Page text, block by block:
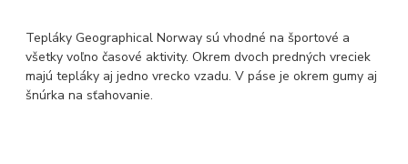
Tepláky Geographical Norway sú vhodné na športové a
všetky voľno časové aktivity. Okrem dvoch predných vreciek
majú tepláky aj jedno vrecko vzadu. V páse je okrem gumy aj
šnúrka na sťahovanie.